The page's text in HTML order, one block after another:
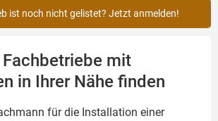
ist noch nicht gelistet? Jetzt anmelden!
mit
in Ihrer Nähe finden
für die Installation einer